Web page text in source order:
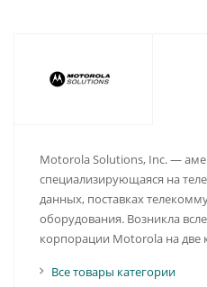
Motorola Solutions, Inc. —
специализирующаяся на
данных, поставках
оборудования. Возникла
корпорации Motorola на две
Все товары категории